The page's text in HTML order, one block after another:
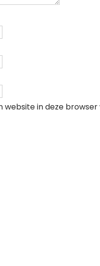
website in deze